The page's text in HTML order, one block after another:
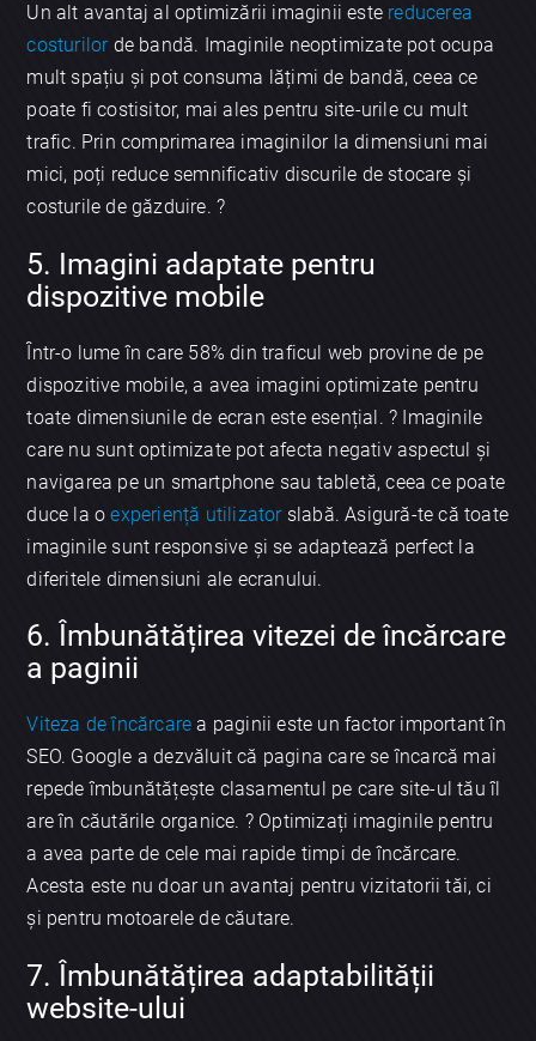
Un alt avantaj al optimizării imaginii este reducerea
costurilorde bandă. Imaginile neoptimizate pot ocupa
mult spațiu și pot consuma lățimi de bandă, ceea ce
poate fi costisitor, mai ales pentru site-urile cu mult
trafic. Prin comprimarea imaginilor la dimensiuni mai
mici, poți reduce semnificativ discurile de stocare și
costurile de găzduire. ?
5. Imagini adaptate pentru
dispozitive mobile
Într-o lume în care 58% din traficul web provine de pe
dispozitive mobile, a avea imagini optimizate pentru
toate dimensiunile de ecran este esențial. ? Imaginile
care nu sunt optimizate pot afecta negativ aspectul și
navigarea pe un smartphone sau tabletă, ceea ce poate
duce la oexperiență utilizatorslabă. Asigură-te că toate
imaginile sunt responsive și se adaptează perfect la
diferitele dimensiuni ale ecranului.
6. Îmbunătățirea vitezei de încărcare
a paginii
Viteza de încărcare a paginii este un factor important în
SEO. Google a dezvăluit că pagina care se încarcă mai
repede îmbunătățește clasamentul pe care site-ul tău îl
are în căutările organice. ? Optimizați imaginile pentru
a avea parte de cele mai rapide timpi de încărcare.
Acesta este nu doar un avantaj pentru vizitatorii tăi, ci
și pentru motoarele de căutare.
7. Îmbunătățirea adaptabilității
website-ului